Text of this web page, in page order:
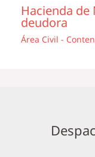
Hacienda de
deudora
Área Civil -